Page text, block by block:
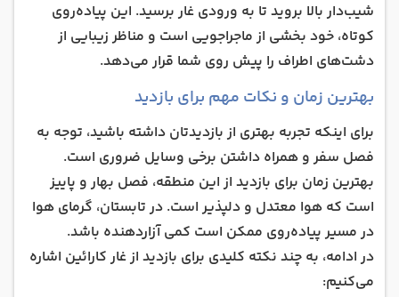
شیب‌دار بالا بروید تا به ورودی غار برسید. این پیاده‌روی
کوتاه، خود بخشی از ماجراجویی است و مناظر زیبایی از
دشت‌های اطراف را پیش روی شما قرار می‌دهد.
بهترین زمان و نکات مهم برای بازدید
برای اینکه تجربه بهتری از بازدیدتان داشته باشید، توجه به
فصل سفر و همراه داشتن برخی وسایل ضروری است.
بهترین زمان برای بازدید از این منطقه، فصل بهار و پاییز
است که هوا معتدل و دلپذیر است. در تابستان، گرمای هوا
در مسیر پیاده‌روی ممکن است کمی آزاردهنده باشد.
در ادامه، به چند نکته کلیدی برای بازدید از غار کارائین اشاره
می‌کنیم: